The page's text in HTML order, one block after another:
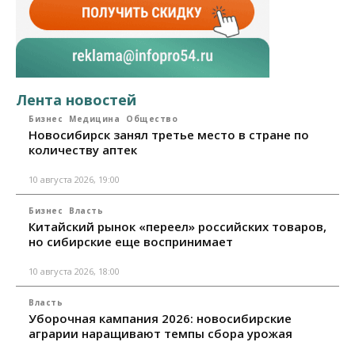
Лента новостей
Бизнес Медицина Общество
Новосибирск занял третье место в стране по
количеству аптек
10 августа 2026, 19:00
Бизнес Власть
Китайский рынок «переел» российских товаров,
но сибирские еще воспринимает
10 августа 2026, 18:00
Власть
Уборочная кампания 2026: новосибирские
аграрии наращивают темпы сбора урожая